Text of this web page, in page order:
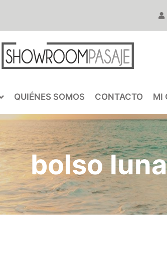
QUIÉNES SOMOS CONTACTO MI
bolso